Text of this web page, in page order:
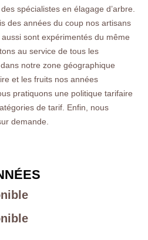
spécialistes en élagage d’arbre.
des années du coup nos artisans
sont expérimentés du même
au service de tous les
notre zone géographique
et les fruits nos années
pratiquons une politique tarifaire
de tarif. Enfin, nous
demande.